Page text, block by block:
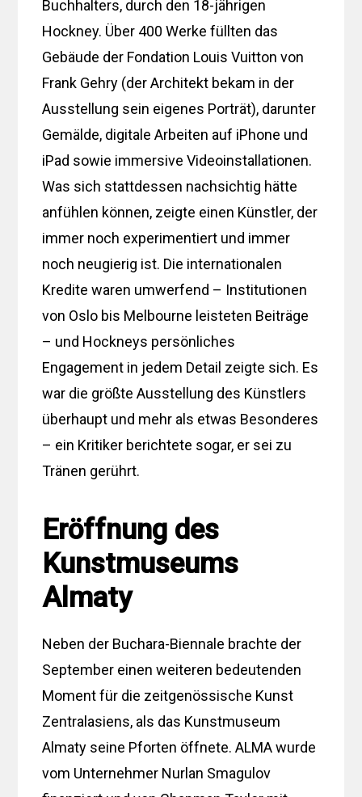
Buchhalters, durch den 18-jährigen
Hockney. Über 400 Werke füllten das
Gebäude der Fondation Louis Vuitton von
Frank Gehry (der Architekt bekam in der
Ausstellung sein eigenes Porträt), darunter
Gemälde, digitale Arbeiten auf iPhone und
iPad sowie immersive Videoinstallationen.
Was sich stattdessen nachsichtig hätte
anfühlen können, zeigte einen Künstler, der
immer noch experimentiert und immer
noch neugierig ist. Die internationalen
Kredite waren umwerfend – Institutionen
von Oslo bis Melbourne leisteten Beiträge
– und Hockneys persönliches
Engagement in jedem Detail zeigte sich. Es
war die größte Ausstellung des Künstlers
überhaupt und mehr als etwas Besonderes
– ein Kritiker berichtete sogar, er sei zu
Tränen gerührt.
Eröffnung des
Kunstmuseums
Almaty
Neben der Buchara-Biennale brachte der
September einen weiteren bedeutenden
Moment für die zeitgenössische Kunst
Zentralasiens, als das Kunstmuseum
Almaty seine Pforten öffnete. ALMA wurde
vom Unternehmer Nurlan Smagulov